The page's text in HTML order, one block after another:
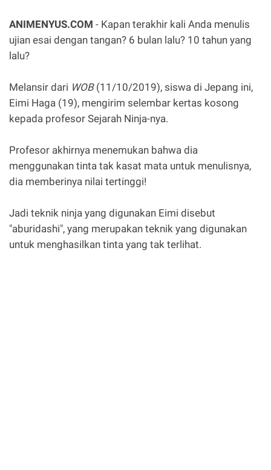
ANIMENYUS.COM - Kapan terakhir kali Anda menulis
ujian esai dengan tangan? 6 bulan lalu? 10 tahun yang
lalu?
Melansir dari WOB(11/10/2019), siswa di Jepang ini,
Eimi Haga (19), mengirim selembar kertas kosong
kepada profesor Sejarah Ninja-nya.
Profesor akhirnya menemukan bahwa dia
menggunakan tinta tak kasat mata untuk menulisnya,
dia memberinya nilai tertinggi!
Jadi teknik ninja yang digunakan Eimi disebut
"aburidashi", yang merupakan teknik yang digunakan
untuk menghasilkan tinta yang tak terlihat.